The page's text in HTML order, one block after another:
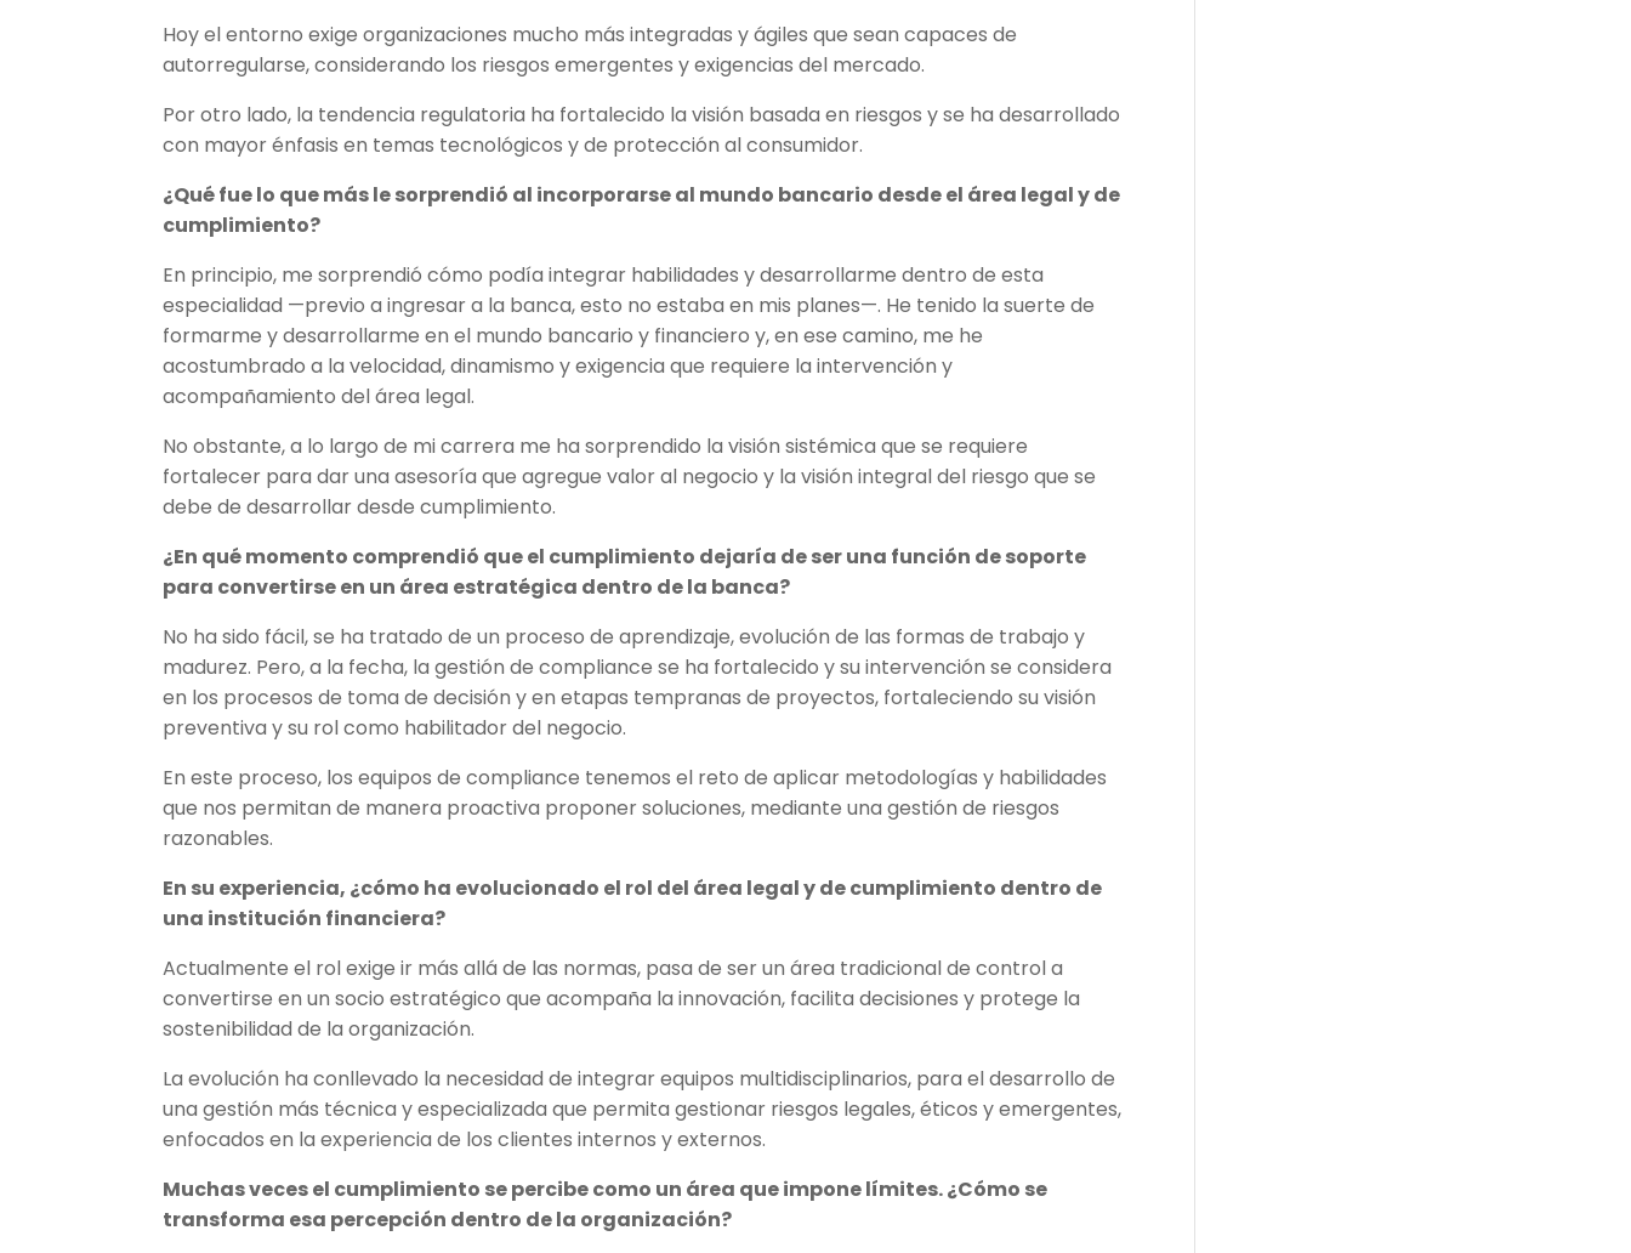
Hoy el entorno exige organizaciones mucho más integradas y ágiles que sean capaces de
autorregularse, considerando los riesgos emergentes y exigencias del mercado.
Por otro lado, la tendencia regulatoria ha fortalecido la visión basada en riesgos y se ha desarrollado
con mayor énfasis en temas tecnológicos y de protección al consumidor.
¿Qué fue lo que más le sorprendió al incorporarse al mundo bancario desde el área legal y de
cumplimiento?
En principio, me sorprendió cómo podía integrar habilidades y desarrollarme dentro de esta
especialidad —previo a ingresar a la banca, esto no estaba en mis planes—. He tenido la suerte de
formarme y desarrollarme en el mundo bancario y financiero y, en ese camino, me he
acostumbrado a la velocidad, dinamismo y exigencia que requiere la intervención y
acompañamiento del área legal.
No obstante, a lo largo de mi carrera me ha sorprendido la visión sistémica que se requiere
fortalecer para dar una asesoría que agregue valor al negocio y la visión integral del riesgo que se
debe de desarrollar desde cumplimiento.
¿En qué momento comprendió que el cumplimiento dejaría de ser una función de soporte
para convertirse en un área estratégica dentro de la banca?
No ha sido fácil, se ha tratado de un proceso de aprendizaje, evolución de las formas de trabajo y
madurez. Pero, a la fecha, la gestión de compliance se ha fortalecido y su intervención se considera
en los procesos de toma de decisión y en etapas tempranas de proyectos, fortaleciendo su visión
preventiva y su rol como habilitador del negocio.
En este proceso, los equipos de compliance tenemos el reto de aplicar metodologías y habilidades
que nos permitan de manera proactiva proponer soluciones, mediante una gestión de riesgos
razonables.
En su experiencia, ¿cómo ha evolucionado el rol del área legal y de cumplimiento dentro de
una institución financiera?
Actualmente el rol exige ir más allá de las normas, pasa de ser un área tradicional de control a
convertirse en un socio estratégico que acompaña la innovación, facilita decisiones y protege la
sostenibilidad de la organización.
La evolución ha conllevado la necesidad de integrar equipos multidisciplinarios, para el desarrollo de
una gestión más técnica y especializada que permita gestionar riesgos legales, éticos y emergentes,
enfocados en la experiencia de los clientes internos y externos.
Muchas veces el cumplimiento se percibe como un área que impone límites. ¿Cómo se
transforma esa percepción dentro de la organización?